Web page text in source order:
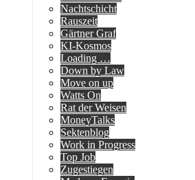
Nachtschicht
Rauszeit
Gärtner Graf
KI-Kosmos
Loading …
Down by Law
Move on up
Watts On
Rat der Weisen
MoneyTalks
Sektenblog
Work in Progress
Top Job
Zugestiegen